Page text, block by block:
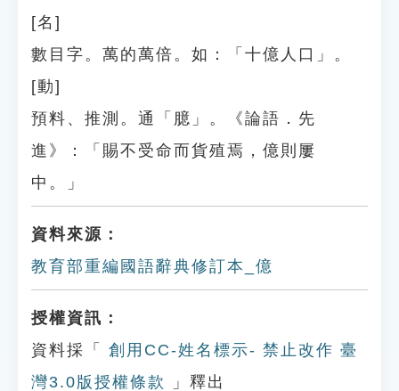
[名]
數目字。萬的萬倍。如：「十億人口」。
[動]
預料、推測。通「臆」。《論語．先
進》：「賜不受命而貨殖焉，億則屢
中。」
資料來源：
教育部重編國語辭典修訂本_億
授權資訊：
資料採「
創用CC-姓名標示- 禁止改作 臺
灣3.0版授權條款
」釋出